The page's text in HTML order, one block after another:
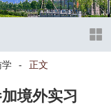
学 - 正文
境外实习